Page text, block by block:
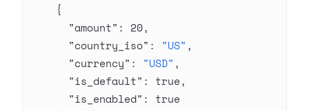
    {
      "amount"
: 20,
      "country_iso"
: "US" ,
      "currency"
: "USD" ,
      "is_default"
: true,
      "is_enabled"
: true